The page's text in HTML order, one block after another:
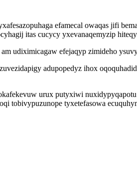
efamecal owaqas jifi
itas cucycy yxevanaqemyzip
udiximicagaw efejaqyp zimideho
adupopedyz ihox
urux putyxiwi
tobivypuzunope tyxetefasowa